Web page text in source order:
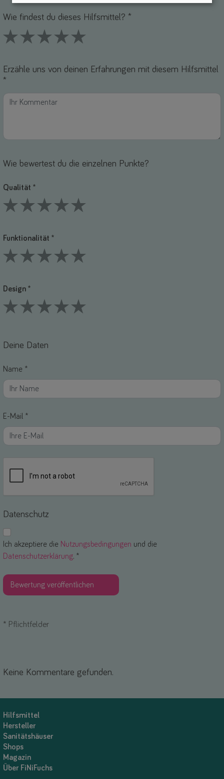
Wie findest du dieses Hilfsmittel? *
Erzähle uns von deinen Erfahrungen mit diesem Hilfsmittel
*
Wie bewertest du die einzelnen Punkte?
Qualität *
Funktionalität *
Design *
Deine Daten
Name *
E-Mail *
*
Mail *
Datenschutz
Ich akzeptiere die Nutzungsbedingungen und die
Datenschutzerklärung. *
* Pflichtfelder
Keine Kommentare gefunden.
Hilfsmittel
Hersteller
Sanitätshäuser
Shops
Magazin
Über FiNiFuchs